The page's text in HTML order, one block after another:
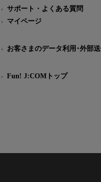
サポート・よくある質問
マイページ
お客さまのデータ利用･外部
Fun! J:COMトップ